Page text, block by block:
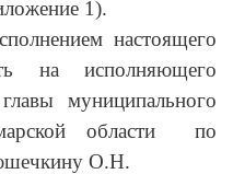
1).
настоящего
на исполняющего
муниципального
области по
О.Н.